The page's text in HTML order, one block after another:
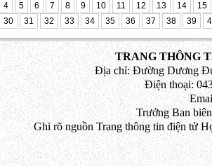
4 5 6 7 8 9 10 11 12 13 14
15
30 31 32 33 34 35 36 37 38 39
TRANG THÔNG
Địa chỉ: Đường Dương
Điện thoại:
Trưởng Ban
Ghi rõ nguồn Trang thông tin điện tử